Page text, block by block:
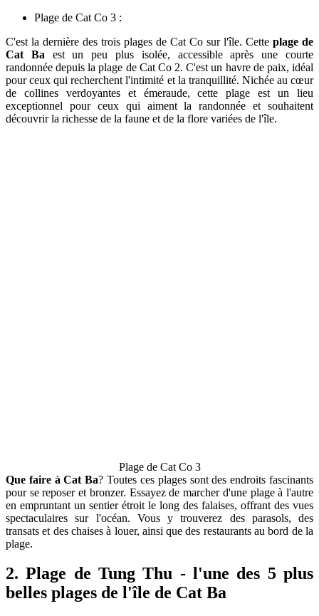
Plage de Cat Co 3 :
C'est la dernière des trois plages de Cat Co sur l'île. Cette plage de
Cat Ba est un peu plus isolée, accessible après une courte
randonnée depuis la plage de Cat Co 2. C'est un havre de paix, idéal
pour ceux qui recherchent l'intimité et la tranquillité. Nichée au cœur
de collines verdoyantes et émeraude, cette plage est un lieu
exceptionnel pour ceux qui aiment la randonnée et souhaitent
découvrir la richesse de la faune et de la flore variées de l'île.
Plage de Cat Co 3
Que faire à Cat Ba? Toutes ces plages sont des endroits fascinants
pour se reposer et bronzer. Essayez de marcher d'une plage à l'autre
en empruntant un sentier étroit le long des falaises, offrant des vues
spectaculaires sur l'océan. Vous y trouverez des parasols, des
transats et des chaises à louer, ainsi que des restaurants au bord de la
plage.
2. Plage de Tung Thu - l'une des 5 plus
belles plages de l'île de Cat Ba